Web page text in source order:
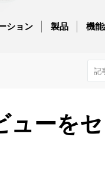
ション 製品 機
ューを